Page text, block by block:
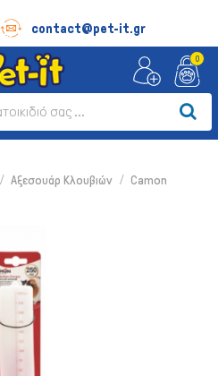
contact@pet-it.gr
0
Αξεσουάρ Κλουβιών
Camon